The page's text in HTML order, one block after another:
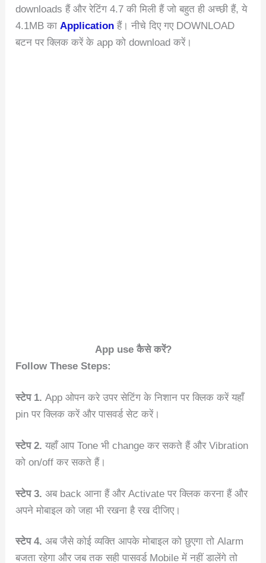
downloads हैं और रेटिंग 4.7 की मिली हैं जो बहुत ही अच्छी हैं, ये
4.1MB काApplication हैं। नीचे दिए गए DOWNLOAD
बटन पर क्लिक करें के app को download करें।
App use कैसे करें?
Follow These Steps:
स्टेप 1. App ओपन करे उपर सेटिंग के निशान पर क्लिक करें यहाँ
pin पर क्लिक करें और पासवर्ड सेट करें।
स्टेप 2. यहाँ आप Tone भी change कर सकते हैं और Vibration
को on/off कर सकते हैं।
स्टेप 3. अब back आना हैं और Activate पर क्लिक करना हैं और
अपने मोबाइल को जहा भी रखना है रख दीजिए।
स्टेप 4. अब जैसे कोई व्यक्ति आपके मोबाइल को छुएगा तो Alarm
बजता रहेगा और जब तक सही पासवर्ड Mobile में नहीं डालेंगे तो